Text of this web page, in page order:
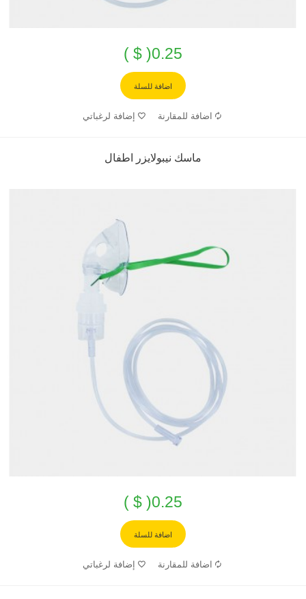
0.25( $ )
اضافة للسلة
اضافة للمقارنة إضافة لرغباتي
ماسك نيبولايزر اطفال
0.25( $ )
اضافة للسلة
اضافة للمقارنة إضافة لرغباتي